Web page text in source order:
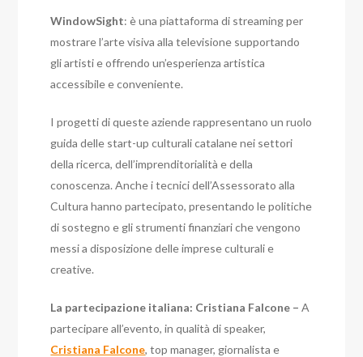
WindowSight: è una piattaforma di streaming per
mostrare l’arte visiva alla televisione supportando
gli artisti e offrendo un’esperienza artistica
accessibile e conveniente.
I progetti di queste aziende rappresentano un ruolo
guida delle start-up culturali catalane nei settori
della ricerca, dell’imprenditorialità e della
conoscenza.Anche i tecnici dell’Assessorato alla
Cultura hanno partecipato, presentando le politiche
di sostegno e gli strumenti finanziari che vengono
messi a disposizione delle imprese culturali e
creative.
La partecipazione italiana: Cristiana Falcone –A
partecipare all’evento, in qualità di speaker,
Cristiana Falcone, top manager, giornalista e